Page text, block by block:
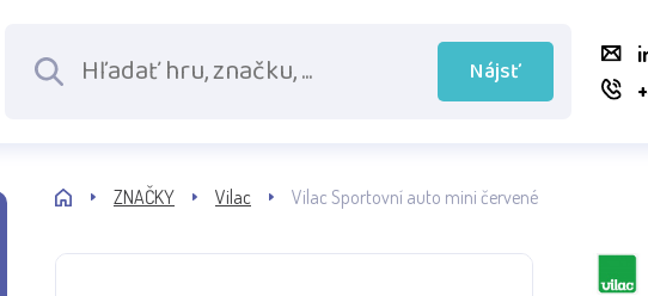
Nájsť
ZNAČKY Vilac Vilac Sportovní auto mini červené